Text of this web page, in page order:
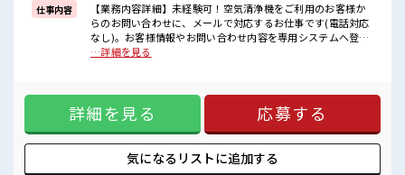
■職場の雰囲気
少人数の職場でこじんまり。
職場の仲間との交流もできちゃうかも？
仕事内容
【業務内容詳細】未経験可！空気清浄機をご利用のお客様か
らのお問い合わせに、メールで対応するお仕事です(電話対応
なし)。お客様情報やお問い合わせ内容を専用システムへ登録
し、商品の使い方や故障・修理に関するご案内、修理オーダ
空気清浄機 ■お仕事PR ≪時間にメリハリを≫ 残業はほとんど
ナシ！ 場合によってはお願いすることもあります♪ ≪週休2
日制≫ 週末は家族や友人と一緒にプライベート満喫！ ≪ヘア
カラーOKで自由な雰囲気の職場≫ 明るすぎたり奇抜でなけれ
ば基本的に自由！ (規定有)≪未経験でも活躍できる≫ 新しい
ことにチャレンジするのは不安だけど、 しっかり働く環境が
…詳細を見る
詳細を見る 応募する
気になるリストに追加する